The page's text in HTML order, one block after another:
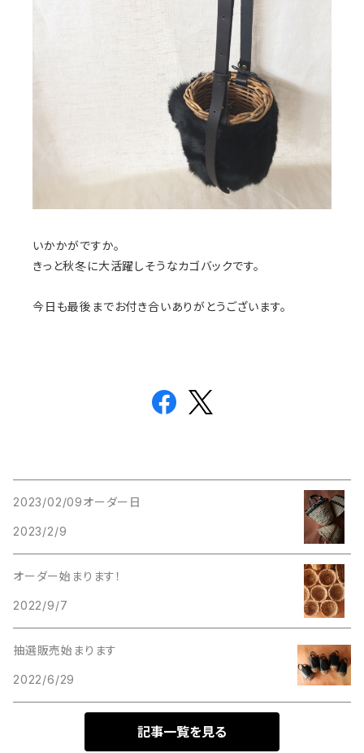
いかかがですか。
きっと秋冬に大活躍しそうなカゴバックです。
今日も最後までお付き合いありがとうございます。
2023/02/09オーダー日
2023/2/9
オーダー始まります！
2022/9/7
抽選販売始まります
2022/6/29
記事一覧を見る